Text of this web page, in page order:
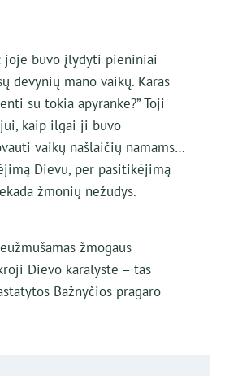
joje buvo įlydyti pieniniai
devynių mano vaikų. Karas
su tokia apyranke?” Toji
kaip ilgai ji buvo
vaikų našlaičių namams…
Dievu, per pasitikėjimą
žmonių nežudys.
žmogaus
Dievo karalystė – tas
Bažnyčios pragaro